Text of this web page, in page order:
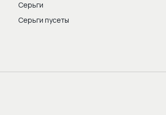
Серьги
Серьги пусеты